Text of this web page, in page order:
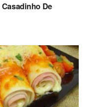
De